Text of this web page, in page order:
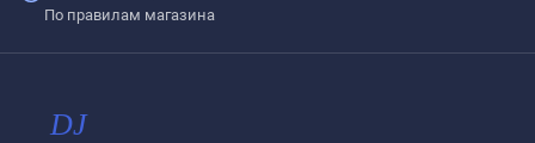
По правилам магазина